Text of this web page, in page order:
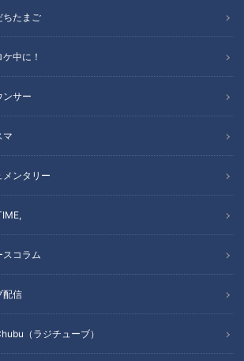
ちたまご
中に！
ンサー
マ
メンタリー
スコラム
配信
（ラジチューブ）
と禁じた理由
で人気だった有松絞り
テンツ
コーナーは、先週土曜日から今日までの1
起こった歴史上の出来事・記念日を解説。
」の99年前、1483年3月9日に、室町時代
弘が出した「伊勢詣りの土産禁止」につい